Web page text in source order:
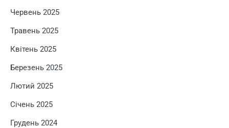
Червень 2025
Травень 2025
Квітень 2025
Березень 2025
Лютий 2025
Січень 2025
Грудень 2024